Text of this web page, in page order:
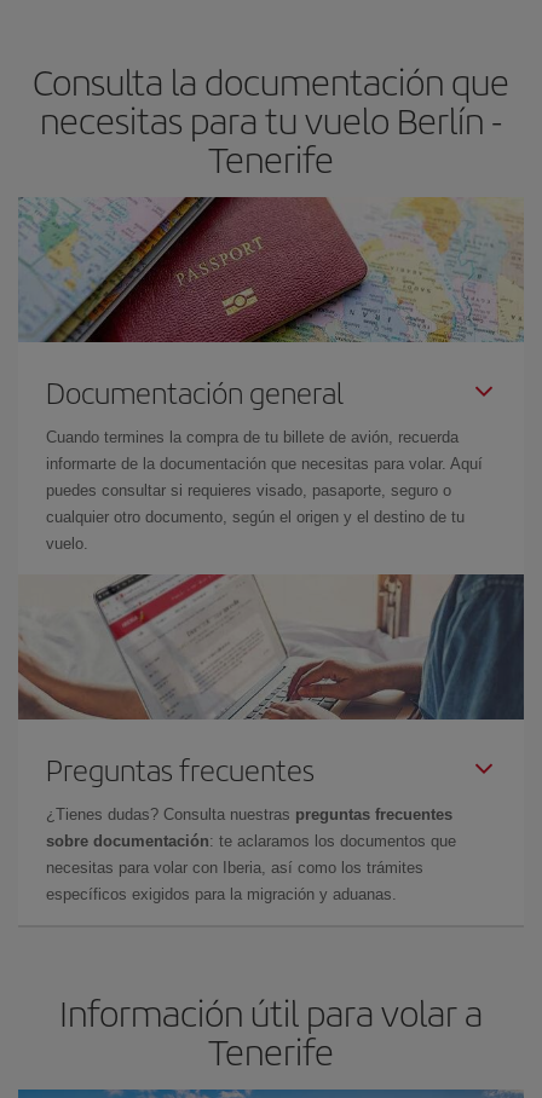
avión más baratos te saldrán. Además, si buscas los vuelos con
las fechas y los horarios del viaje un poco abiertos, podráselegir
el precio más barato.
Consulta la documentación que
necesitas para tu vuelo Berlín -
Tenerife
Documentación general
Cuando termines la compra de tu billete de avión, recuerda
informarte de la documentación que necesitas para volar. Aquí
puedes consultar si requieres visado, pasaporte, seguro o
cualquier otro documento, según el origen y el destino de tu
vuelo.
Preguntas frecuentes
¿Tienes dudas? Consulta nuestras preguntas frecuentes
sobre documentación: te aclaramos los documentos que
necesitas para volar con Iberia, así como los trámites
específicos exigidos para la migración y aduanas.
Información útil para volar a
Tenerife